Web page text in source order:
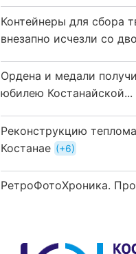
Контейнеры для сбора
внезапно исчезли со
Ордена и медали
юбилею Костанайской...
Реконструкцию
Костанае
+6
РетроФотоХроника.